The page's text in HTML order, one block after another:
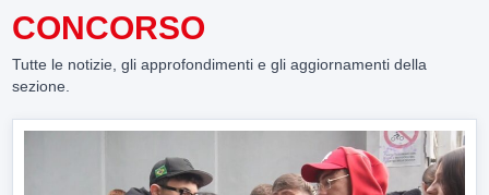
CONCORSO
Tutte le notizie, gli approfondimenti e gli aggiornamenti della
sezione.